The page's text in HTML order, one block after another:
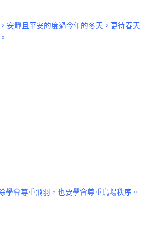
安靜且平安的度過今年的冬天，更待春天
學會尊重飛羽，也要學會尊重鳥場秩序。